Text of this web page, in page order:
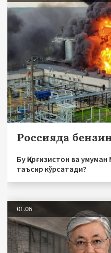
Россияда
Бу Қирғизистон ва
таъсир кўрсатади?
01.06